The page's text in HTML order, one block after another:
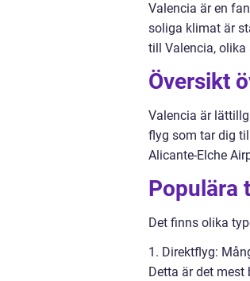
Valencia är en
soliga klimat är
till Valencia, olika
Översikt
Valencia är
flyg som tar dig
Alicante-Elche
Populära
Det finns olika
1. Direktflyg:
Detta är det